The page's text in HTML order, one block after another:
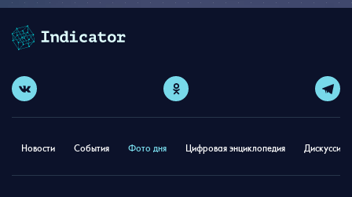
Новости События Фото дня Цифровая энциклопедия